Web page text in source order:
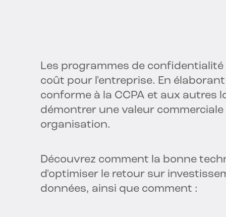
Les programmes de
coût pour l'entreprise. En
conforme à la CCPA et aux autres
démontrer une valeur
organisation.
Découvrez comment la bonne
d'optimiser le retour sur
données, ainsi que comment :